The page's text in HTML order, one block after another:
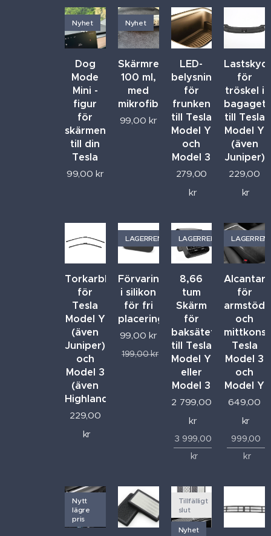
Dog
Mode
Mini -
figur
för
skärmen
till din
Tesla
Nyhet
99,00 kr
Skärmrengöring,
100 ml,
med
mikrofiberduk
Nyhet
99,00 kr
LED-
belysning
för
frunken
till Tesla
Model Y
och
Model 3
279,00
kr
för
tröskel i
bagaget
till Tesla
Model Y
(även
Juniper)
229,00
kr
Torkarblad
för
Tesla
Model Y
(även
Juniper)
och
Model 3
(även
Highland)
229,00
kr
Förvaringsficka
i silikon
för fri
placering
LAGERRENSNING
99,00 kr
199,00kr
8,66
tum
Skärm
för
baksätet
till Tesla
Model Y
eller
Model 3
LAGERRENSNING
2 799,00
kr
3 999,00
kr
för
armstöd
och
Tesla
Model 3
och
Model Y
649,00
kr
999,00
kr
Nytt
lägre
pris
Tillfälligt
slut
Nyhet